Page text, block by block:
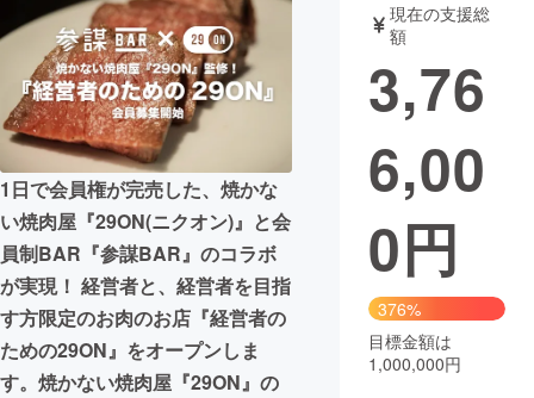
1日で会員権が完売した、焼かな
い焼肉屋『29ON(ニクオン)』と会
員制BAR『参謀BAR』のコラボ
が実現！ 経営者と、経営者を目指
す方限定のお肉のお店『経営者の
ための29ON』をオープンしま
す。焼かない焼肉屋『29ON』の
現在の支援総
額
3,76
6,00
0円
376%
目標金額は
1,000,000円